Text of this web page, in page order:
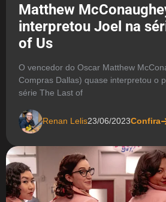
Matthew
interpretou Joel na
of Us
O vencedor do Oscar Matthew
Compras Dallas) quase interpretou o
série The Last of
Renan Lelis23/06/2023Confira